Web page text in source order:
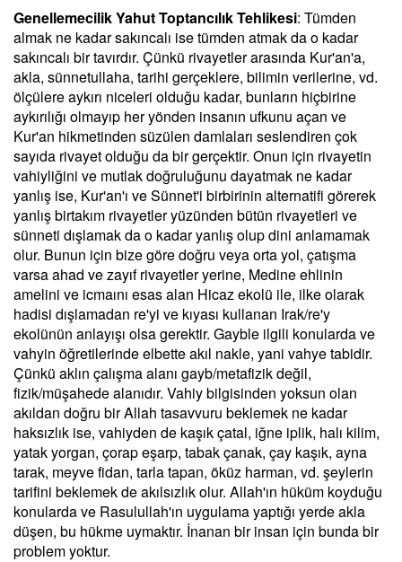
Genellemecilik Yahut Toptancılık Tehlikesi: Tümden
almak ne kadar sakıncalı ise tümden atmak da o kadar
sakıncalı bir tavırdır. Çünkü rivayetler arasında Kur'an'a,
akla, sünnetullaha, tarihi gerçeklere, bilimin verilerine, vd.
ölçülere aykırı niceleri olduğu kadar, bunların hiçbirine
aykırılığı olmayıp her yönden insanın ufkunu açan ve
Kur'an hikmetinden süzülen damlaları seslendiren çok
sayıda rivayet olduğu da bir gerçektir. Onun için rivayetin
vahiyliğini ve mutlak doğruluğunu dayatmak ne kadar
yanlış ise, Kur'an'ı ve Sünnet'i birbirinin alternatifi görerek
yanlış birtakım rivayetler yüzünden bütün rivayetleri ve
sünneti dışlamak da o kadar yanlış olup dini anlamamak
olur. Bunun için bize göre doğru veya orta yol, çatışma
varsa ahad ve zayıf rivayetler yerine, Medine ehlinin
amelini ve icmaını esas alan Hicaz ekolü ile, ilke olarak
hadisi dışlamadan re'yi ve kıyası kullanan Irak/re'y
ekolünün anlayışı olsa gerektir. Gayble ilgili konularda ve
vahyin öğretilerinde elbette akıl nakle, yani vahye tabidir.
Çünkü aklın çalışma alanı gayb/metafizik değil,
fizik/müşahede alanıdır. Vahiy bilgisinden yoksun olan
akıldan doğru bir Allah tasavvuru beklemek ne kadar
haksızlık ise, vahiyden de kaşık çatal, iğne iplik, halı kilim,
yatak yorgan, çorap eşarp, tabak çanak, çay kaşık, ayna
tarak, meyve fidan, tarla tapan, öküz harman, vd. şeylerin
tarifini beklemek de akılsızlık olur. Allah'ın hüküm koyduğu
konularda ve Rasulullah'ın uygulama yaptığı yerde akla
düşen, bu hükme uymaktır. İnanan bir insan için bunda bir
problem yoktur.